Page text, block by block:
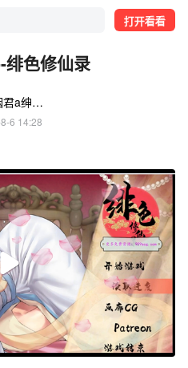
打开看看
绯色修仙录
小烟君a绅士游戏鉴赏
6 14:28